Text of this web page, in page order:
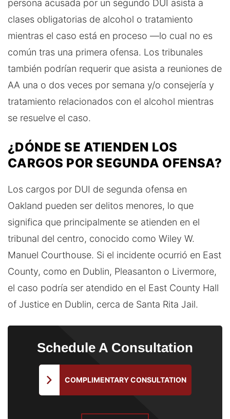
persona acusada por un segundo DUI asista a
clases obligatorias de alcohol o tratamiento
mientras el caso está en proceso —lo cual no es
común tras una primera ofensa. Los tribunales
también podrían requerir que asista a reuniones de
AA una o dos veces por semana y/o consejería y
tratamiento relacionados con el alcohol mientras
se resuelve el caso.
¿DÓNDE SE ATIENDEN LOS
CARGOS POR SEGUNDA OFENSA?
Los cargos por DUI de segunda ofensa en
Oakland pueden ser delitos menores, lo que
significa que principalmente se atienden en el
tribunal del centro, conocido como Wiley W.
Manuel Courthouse. Si el incidente ocurrió en East
County, como en Dublin, Pleasanton o Livermore,
el caso podría ser atendido en el East County Hall
of Justice en Dublin, cerca de Santa Rita Jail.
Schedule A Consultation
COMPLIMENTARY CONSULTATION